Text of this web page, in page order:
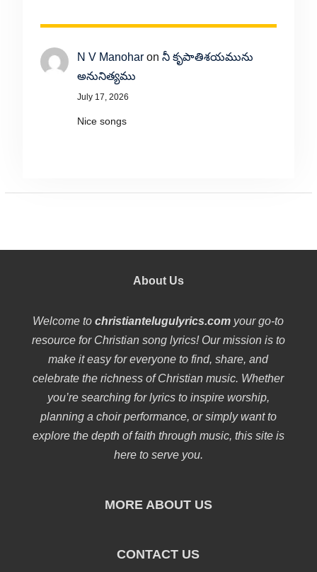
N V Manoharon నీ కృపాతిశయమును
అనునిత్యము
July 17, 2026
Nice songs
About Us
Welcome tochristiantelugulyrics.com your go-to
resource for Christian song lyrics! Our mission is to
make it easy for everyone to find, share, and
celebrate the richness of Christian music. Whether
you’re searching for lyrics to inspire worship,
planning a choir performance, or simply want to
explore the depth of faith through music, this site is
here to serve you.
MORE ABOUT US
CONTACT US